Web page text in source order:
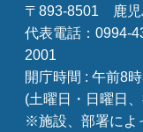
〒893-8501
鹿
代表電話：0994-
2001
開庁時間 : 午前8
(土曜日・日曜日
※施設、部署によ